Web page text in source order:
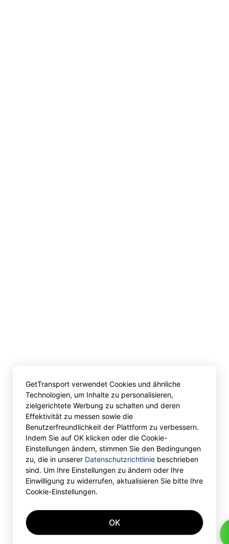
GetTransport verwendet Cookies und ähnliche
Technologien, um Inhalte zu personalisieren,
zielgerichtete Werbung zu schalten und deren
Effektivität zu messen sowie die
Benutzerfreundlichkeit der Plattform zu verbessern.
Indem Sie auf OK klicken oder die Cookie-
Einstellungen ändern, stimmen Sie den Bedingungen
zu, die in unserer Datenschutzrichtlinie beschrieben
sind. Um Ihre Einstellungen zu ändern oder Ihre
Einwilligung zu widerrufen, aktualisieren Sie bitte Ihre
Cookie-Einstellungen.
OK